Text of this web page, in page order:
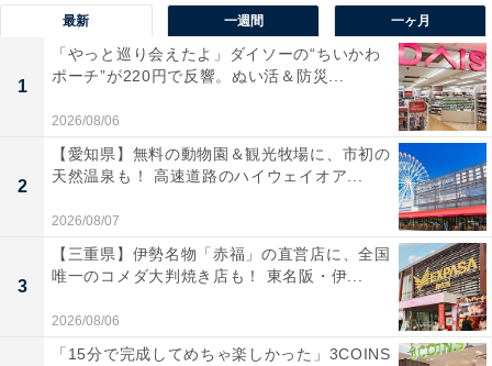
最新 一週間 一ヶ月
1
「やっと巡り会えたよ」ダイソーの“ちいかわ
ポーチ”が220円で反響。ぬい活＆防災...
2026/08/06
2
【愛知県】無料の動物園＆観光牧場に、市初の
天然温泉も！ 高速道路のハイウェイオア...
2026/08/07
3
【三重県】伊勢名物「赤福」の直営店に、全国
唯一のコメダ大判焼き店も！ 東名阪・伊...
2026/08/06
「15分で完成してめちゃ楽しかった」3COINS